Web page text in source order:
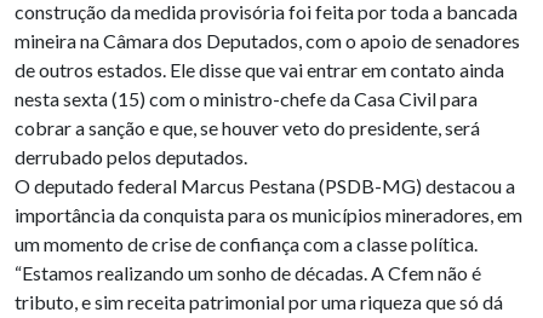
construção da medida provisória foi feita por toda a bancada
mineira na Câmara dos Deputados, com o apoio de senadores
de outros estados. Ele disse que vai entrar em contato ainda
nesta sexta (15) com o ministro-chefe da Casa Civil para
cobrar a sanção e que, se houver veto do presidente, será
derrubado pelos deputados.
O deputado federal Marcus Pestana (PSDB-MG) destacou a
importância da conquista para os municípios mineradores, em
um momento de crise de confiança com a classe política.
“Estamos realizando um sonho de décadas. A Cfem não é
tributo, e sim receita patrimonial por uma riqueza que só dá